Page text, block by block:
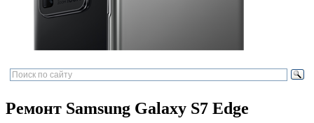
Ремонт Samsung Galaxy S7 Edge